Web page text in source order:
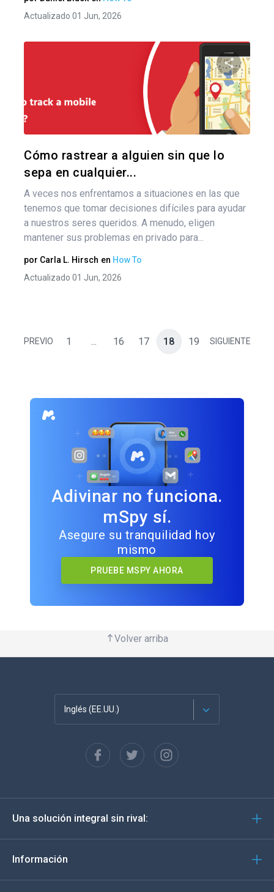
Actualizado 01 Jun, 2026
Cómo rastrear a alguien sin que lo
sepa en cualquier...
A veces nos enfrentamos a situaciones en las que
tenemos que tomar decisiones difíciles para ayudar
a nuestros seres queridos. A menudo, eligen
mantener sus problemas en privado para...
por Carla L. Hirsch en How To
Actualizado 01 Jun, 2026
de
PREVIO 1 ... 16 17 18 19 SIGUIENTE
Adivinar no funciona.
mSpy sí.
Asegure su tranquilidad hoy
mismo
PRUEBE MSPY AHORA
Volver arriba
Inglés (EE.UU.)
English
Deutsch
Italiano
Una solución integral sin rival:
Información